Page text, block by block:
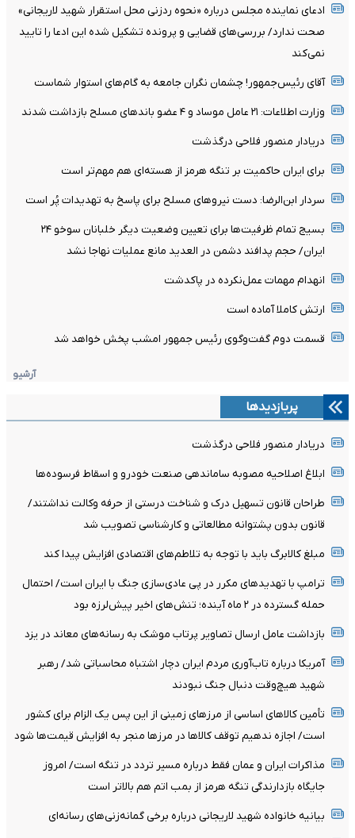
ادعای نماینده مجلس درباره «نحوه ردزنی محل استقرار شهید لاریجانی»
صحت ندارد/ بررسی‌های قضایی و پرونده تشکیل شده این ادعا را تایید
نمی‌کند
آقای رئیس‌جمهور! چشمان نگران جامعه به گام‌های استوار شماست
وزارت اطلاعات: ۲۱ عامل موساد و ۴ عضو باندهای مسلح بازداشت شدند
دریادار منصور فلاحی درگذشت
برای ایران حاکمیت بر تنگه هرمز از هسته‌ای هم مهم‌تر است
سردار ابن‌الرضا: دست نیروهای مسلح برای پاسخ به تهدیدات پُر است
بسیج تمام ظرفیت‌ها برای تعیین وضعیت دیگر خلبانان سوخو ۲۴
ایران/ حجم پدافند دشمن در العدید مانع عملیات نهاجا نشد
انهدام مهمات عمل‌نکرده در پاکدشت
ارتش کاملا آماده است
قسمت دوم گفت‌وگوی رئیس جمهور امشب پخش خواهد شد
آرشیو
پربازدیدها
دریادار منصور فلاحی درگذشت
ابلاغ اصلاحیه مصوبه ساماندهی صنعت خودرو و اسقاط فرسوده‌ها
طراحان قانون تسهیل درک و شناخت درستی از حرفه وکالت نداشتند/
قانون بدون پشتوانه مطالعاتی و کارشناسی تصویب شد
مبلغ کالابرگ باید با توجه به تلاطم‌های اقتصادی افزایش پیدا کند
ترامپ با تهدیدهای مکرر در پی عادی‌سازی جنگ با ایران است/ احتمال
حمله گسترده در ۲ ماه آینده؛ تنش‌های اخیر پیش‌لرزه بود
بازداشت عامل ارسال تصاویر پرتاب موشک به رسانه‌های معاند در یزد
آمریکا درباره تاب‌آوری مردم ایران دچار اشتباه محاسباتی شد/ رهبر
شهید هیچ‌وقت دنبال جنگ نبودند
تأمین کالاهای اساسی از مرزهای زمینی از این پس یک الزام برای کشور
است/ اجازه ندهیم توقف کالاها در مرزها منجر به افزایش قیمت‌ها شود
مذاکرات ایران و عمان فقط درباره مسیر تردد در تنگه است/ امروز
جایگاه بازدارندگی تنگه هرمز از بمب اتم هم بالاتر است
بیانیه خانواده شهید لاریجانی درباره برخی گمانه‌زنی‌های رسانه‌ای